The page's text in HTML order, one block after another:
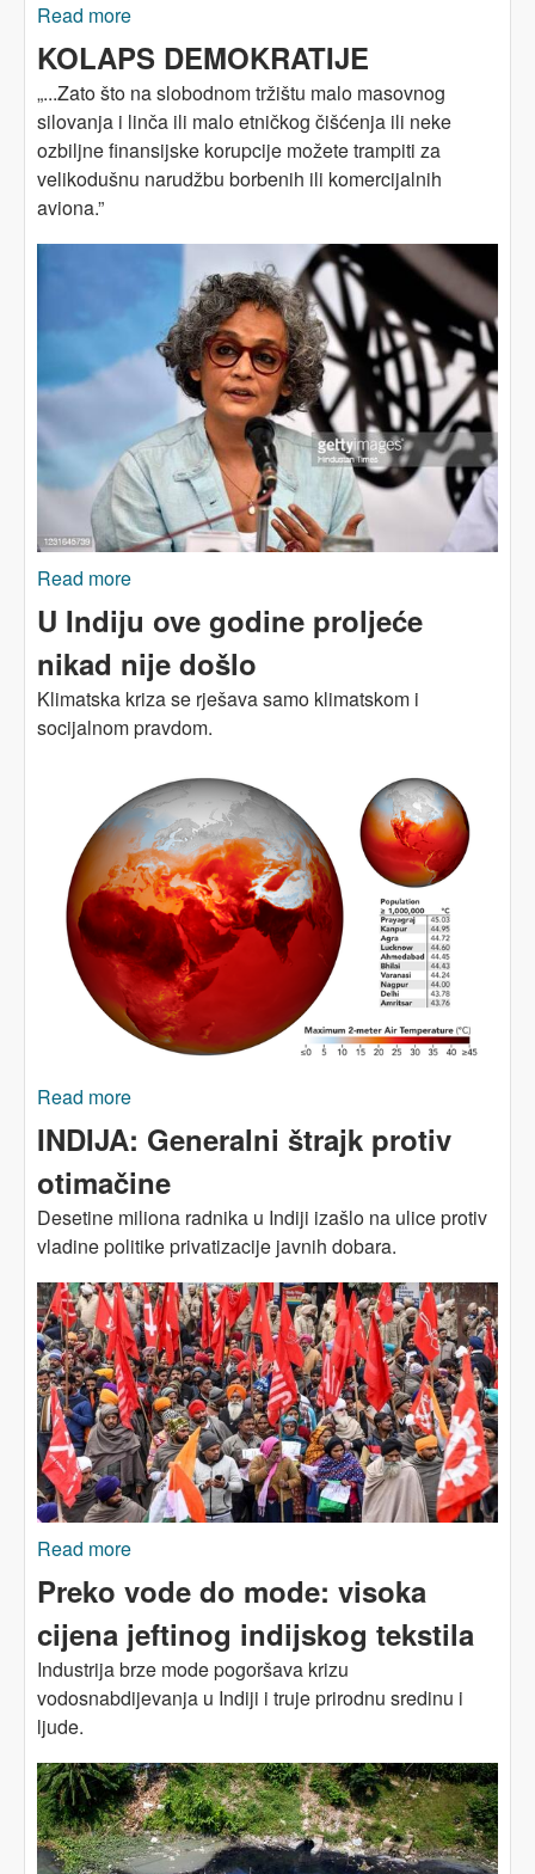
Read more
Avatarska država
KOLAPS DEMOKRATIJE
„...Zato što na slobodnom tržištu malo masovnog
silovanja i linča ili malo etničkog čišćenja ili neke
ozbiljne finansijske korupcije možete trampiti za
velikodušnu narudžbu borbenih ili komercijalnih
aviona.”
Read more
U Indiju ove godine proljeće
nikad nije došlo
Klimatska kriza se rješava samo klimatskom i
socijalnom pravdom.
Read more
došlo
INDIJA: Generalni štrajk protiv
otimačine
Desetine miliona radnika u Indiji izašlo na ulice protiv
vladine politike privatizacije javnih dobara.
Read more
Preko vode do mode: visoka
cijena jeftinog indijskog tekstila
Industrija brze mode pogoršava krizu
vodosnabdijevanja u Indiji i truje prirodnu sredinu i
ljude.